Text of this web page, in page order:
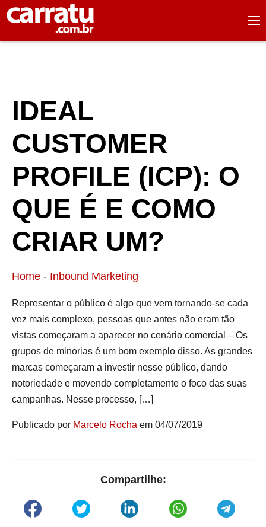
IDEAL
CUSTOMER
PROFILE (ICP): O
QUE É E COMO
CRIAR UM?
Home - Inbound Marketing
Representar o público é algo que vem tornando-se cada
vez mais complexo, pessoas que antes não eram tão
vistas começaram a aparecer no cenário comercial – Os
grupos de minorias é um bom exemplo disso. As grandes
marcas começaram a investir nesse público, dando
notoriedade e movendo completamente o foco das suas
campanhas. Nesse processo, […]
Publicado por Marcelo Rocha em 04/07/2019
Compartilhe: